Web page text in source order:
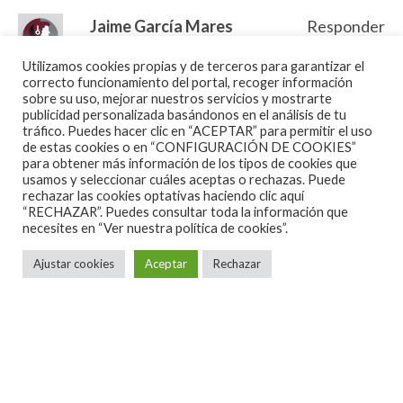
Triana, eso es algo que siempre quedara marcado,
desarrollos instrumentales, sus cambios, y quedaron
fascinados por esa música.Y eso es ni más ni menos
este disco, una mezcla de aquel rock progresivo y
sinfónico, junto a esa música de la calle que es el
flamenco.
Un disco lleno de clásicos, que se abre con el hímnico
«Abre la puerta», y su larga introducción, con una
preciosa letra de Jesús de la Rosa:
Jaime García Mares
EL PATIO. Un disco cuyo nombre hay que escribir
siempre con mayúsculas, pues es una OBRA DE
ARTE.
Pocas veces se puede uno encontrar con un álbum
en donde el sentimiento más profundo y genuino
que da origen a un género como el flamenco, se
fusiona con la modernidad del rock y los
instrumentos eléctricos, logrando crear una música
Responder
Utilizamos cookies propias y de terceros para garantizar el
correcto funcionamiento del portal, recoger información
sobre su uso, mejorar nuestros servicios y mostrarte
publicidad personalizada basándonos en el análisis de tu
tráfico. Puedes hacer clic en “ACEPTAR” para permitir el uso
de estas cookies o en “CONFIGURACIÓN DE COOKIES”
para obtener más información de los tipos de cookies que
usamos y seleccionar cuáles aceptas o rechazas. Puede
rechazar las cookies optativas haciendo clic aquí
“RECHAZAR”. Puedes consultar toda la información que
necesites en “Ver nuestra política de cookies”.
Ajustar cookies Aceptar Rechazar